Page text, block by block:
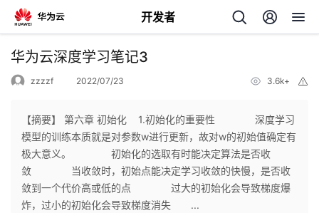
开发者
返
个
人
我
华为云深度学习笔记3
zzzzf 2022/07/23 3.6k+
【摘要】 第六章 初始化 1.初始化的重要性 深度学习
模型的训练本质就是对参数w进行更新，故对w的初始值确定有
极大意义。 初始化的选取有时能决定算法是否收
敛 当收敛时，初始点能决定学习收敛的快慢，是否收
敛到一个代价高或低的点 过大的初始化会导致梯度爆
炸，过小的初始化会导致梯度消失 ...